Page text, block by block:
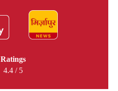
Ratings
4.4 / 5